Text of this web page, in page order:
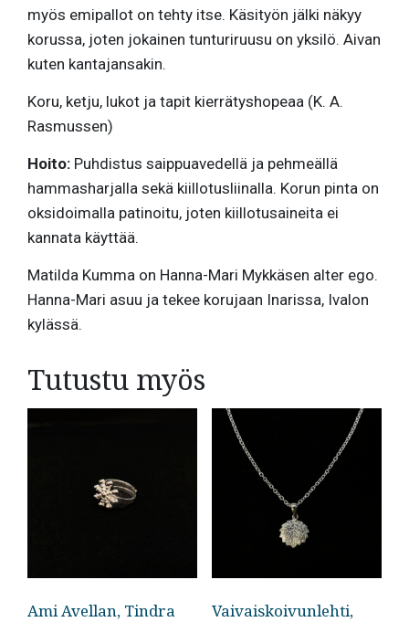
myös emipallot on tehty itse. Käsityön jälki näkyy
korussa, joten jokainen tunturiruusu on yksilö. Aivan
kuten kantajansakin.
Koru, ketju, lukot ja tapit kierrätyshopeaa (K. A.
Rasmussen)
Hoito: Puhdistus saippuavedellä ja pehmeällä
hammasharjalla sekä kiillotusliinalla. Korun pinta on
oksidoimalla patinoitu, joten kiillotusaineita ei
kannata käyttää.
Matilda Kumma on Hanna-Mari Mykkäsen alter ego.
Hanna-Mari asuu ja tekee korujaan Inarissa, Ivalon
kylässä.
Tutustu myös
Ami Avellan, Tindra
Vaivaiskoivunlehti,